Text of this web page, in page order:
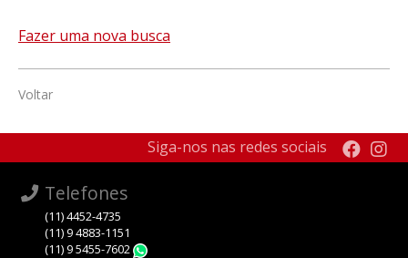
Fazer uma nova busca
Voltar
Siga-nos nas redes sociais
Telefones
(11) 4452-4735
(11) 9 4883-1151
(11) 9 5455-7602